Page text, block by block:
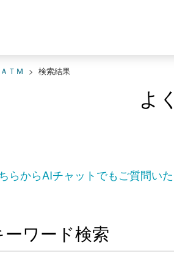
ＡＴＭ > 検索結果
よ
らからAIチャットでもご質問い
ーワード検索